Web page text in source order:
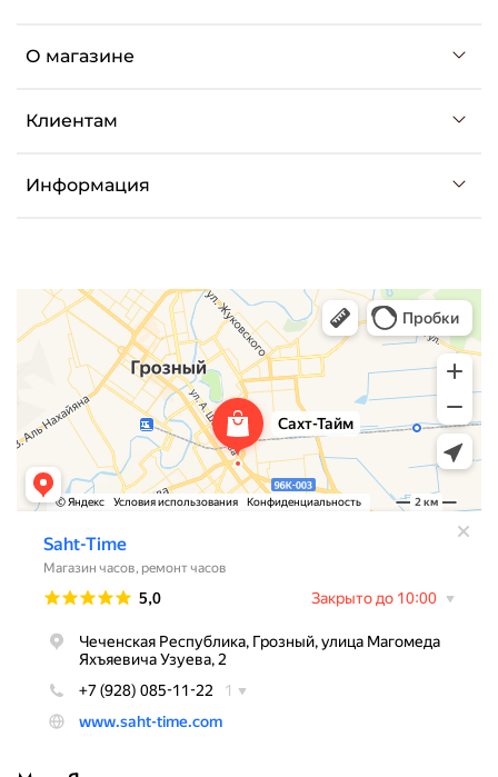
О магазине
Клиентам
Информация